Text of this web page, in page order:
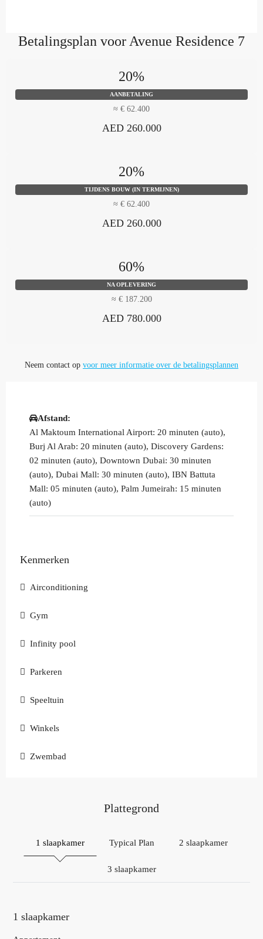
Betalingsplan voor Avenue Residence 7
20%
AANBETALING
≈ € 62.400
AED 260.000
20%
TIJDENS BOUW (IN TERMIJNEN)
≈ € 62.400
AED 260.000
60%
NA OPLEVERING
≈ € 187.200
AED 780.000
Neem contact op voor meer informatie over de betalingsplannen
Afstand:
Al Maktoum International Airport: 20 minuten (auto),
Burj Al Arab: 20 minuten (auto), Discovery Gardens:
02 minuten (auto), Downtown Dubai: 30 minuten
(auto), Dubai Mall: 30 minuten (auto), IBN Battuta
Mall: 05 minuten (auto), Palm Jumeirah: 15 minuten
(auto)
Kenmerken
Airconditioning
Gym
Infinity pool
Parkeren
Speeltuin
Winkels
Zwembad
Plattegrond
1 slaapkamer Typical Plan 2 slaapkamer
3 slaapkamer
1 slaapkamer